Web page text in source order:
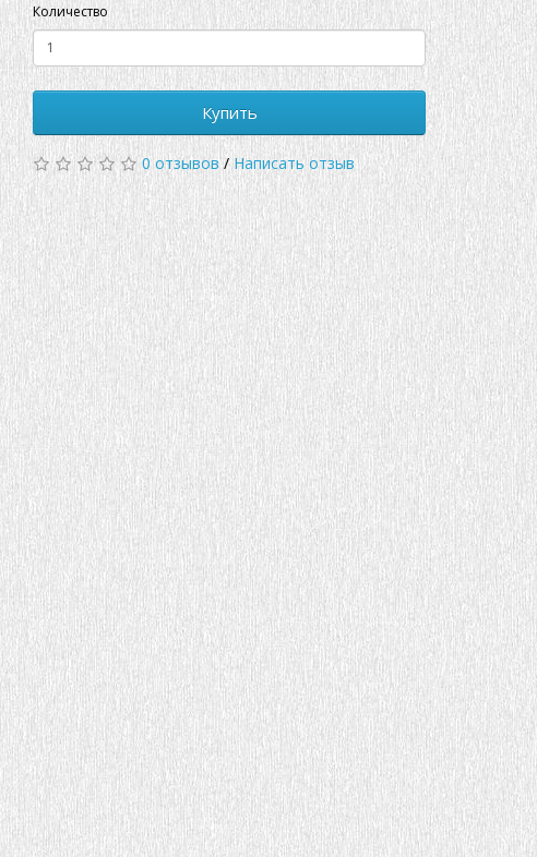
Количество
Купить
0 отзывов/Написать отзыв